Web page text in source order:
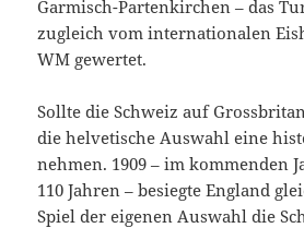
Garmisch-Partenkirchen – das
zugleich vom internationalen
WM gewertet.
Sollte die Schweiz auf
die helvetische Auswahl eine
nehmen. 1909 – im kommenden
110 Jahren – besiegte England
Spiel der eigenen Auswahl die